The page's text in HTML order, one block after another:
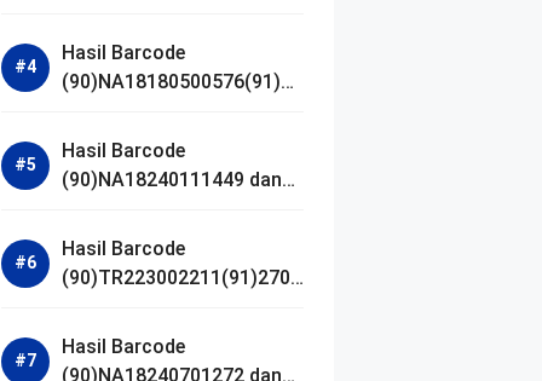
Hasil Barcode
(90)NA18180500576(91)21
Hasil Barcode
(90)NA18240111449 dan
Hasil Barcode
(90)TR223002211(91)2701
Hasil Barcode
(90)NA18240701272 dan